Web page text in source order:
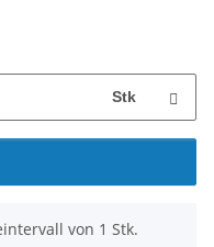
Stk
von 1 Stk.